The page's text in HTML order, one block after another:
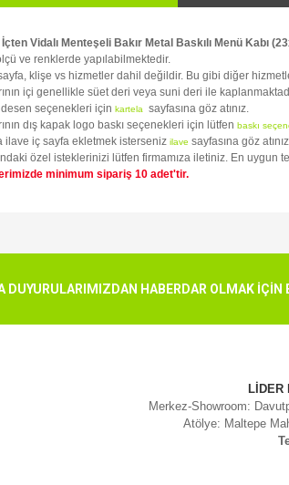
Vidalı Menteşeli Bakır Metal Baskılı Menü Kabı
ve renklerde yapılabilmektedir.
klişe vs hizmetler dahil değildir. Bu gibi diğer
içi genellikle süet deri veya suni deri ile
seçenekleri için kartela sayfasına göz atınız.
dış kapak logo baskı seçenekleri için lütfen baskı
ilave iç sayfa ekletmek isterseniz ilave sayfasına göz
özel isteklerinizi lütfen firmamıza iletiniz. En uygun
minimum sipariş 10 adet'tir.
resmi kalitesiz, bozuk veya görüntülenemiyor.
DUYURULARIMIZDAN HABERDAR OLMAK
LİDER
Merkez-Showroom:
Atölye: Maltepe